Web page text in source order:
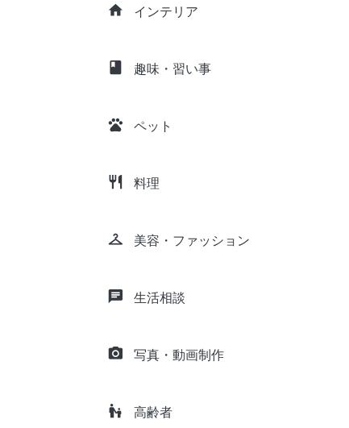
home インテリア
class 趣味・習い事
pets ペット
restaurant 料理
checkroom 美容・ファッション
chat 生活相談
camera_alt 写真・動画制作
escalator_warning 高齢者